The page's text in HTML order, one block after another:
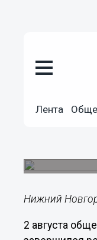
Лента
Нижний
2 августа